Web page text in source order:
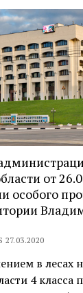
от
особого
в лесах
4 класса